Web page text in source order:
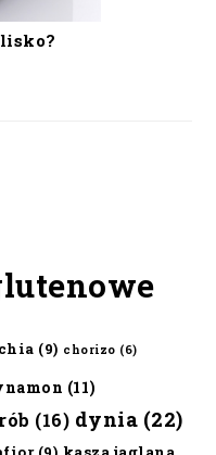
chia (9) chorizo (6)
(11)
(16) dynia (22)
(9)